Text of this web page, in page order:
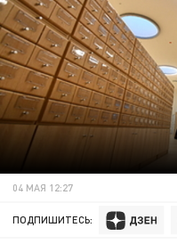
04 МАЯ 12:27
ПОДПИШИТЕСЬ: